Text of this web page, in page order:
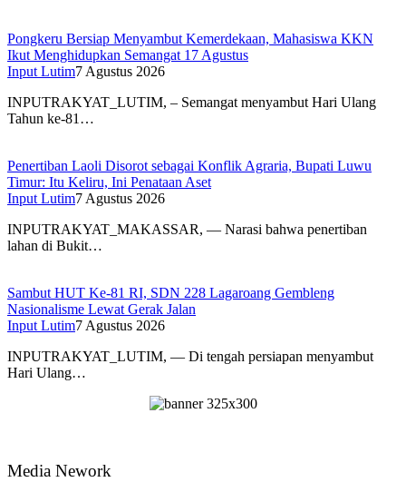
Pongkeru Bersiap Menyambut Kemerdekaan, Mahasiswa KKN
Ikut Menghidupkan Semangat 17 Agustus
Input Lutim7 Agustus 2026
INPUTRAKYAT_LUTIM, – Semangat menyambut Hari Ulang
Tahun ke-81…
Penertiban Laoli Disorot sebagai Konflik Agraria, Bupati Luwu
Timur: Itu Keliru, Ini Penataan Aset
Input Lutim7 Agustus 2026
INPUTRAKYAT_MAKASSAR, — Narasi bahwa penertiban
lahan di Bukit…
Sambut HUT Ke-81 RI, SDN 228 Lagaroang Gembleng
Nasionalisme Lewat Gerak Jalan
Input Lutim7 Agustus 2026
INPUTRAKYAT_LUTIM, — Di tengah persiapan menyambut
Hari Ulang…
Media Nework